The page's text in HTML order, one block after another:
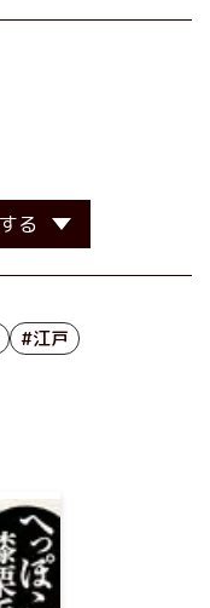
る
#江戸